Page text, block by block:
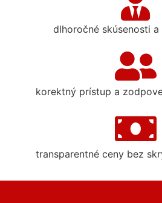
dlhoročné skúsenosti
korektný prístup a
transparentné ceny bez